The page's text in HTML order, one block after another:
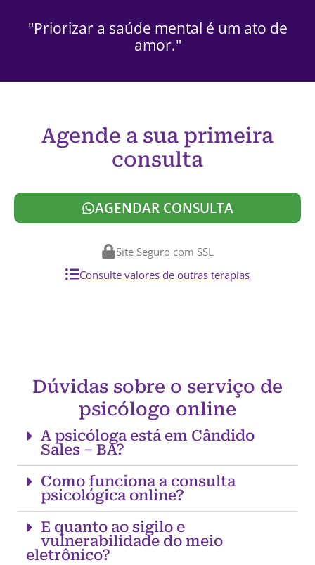
"Priorizar a saúde mental é um ato de
amor."
Agende a sua primeira
consulta
AGENDAR CONSULTA
Site Seguro com SSL
Consulte valores de outras terapias
Dúvidas sobre o serviço de
psicólogo online
A psicóloga está em Cândido
Sales – BA?
Como funciona a consulta
psicológica online?
E quanto ao sigilo e
vulnerabilidade do meio
eletrônico?